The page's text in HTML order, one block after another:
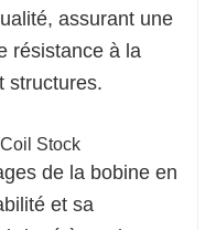
assurant une
résistance à la
structures.
de la bobine en
et sa